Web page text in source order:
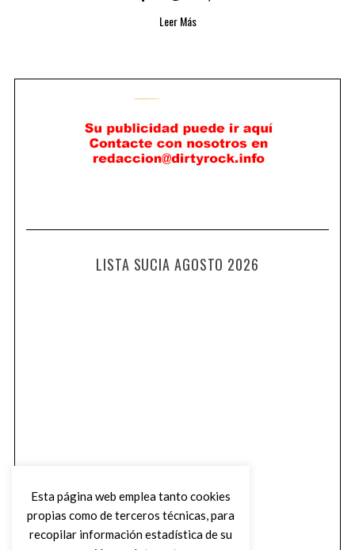
Leer Más
LISTA SUCIA AGOSTO 2026
Esta página web emplea tanto cookies
propias como de terceros técnicas, para
recopilar información estadística de su